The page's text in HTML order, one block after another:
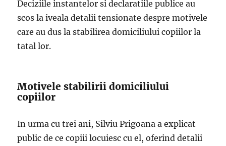
Deciziile instantelor si declaratiile publice au
scos la iveala detalii tensionate despre motivele
care au dus la stabilirea domiciliului copiilor la
tatal lor.
Motivele stabilirii domiciliului
copiilor
In urma cu trei ani, Silviu Prigoana a explicat
public de ce copiii locuiesc cu el, oferind detalii